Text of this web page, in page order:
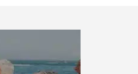
potrebbero combinarle
servizi.